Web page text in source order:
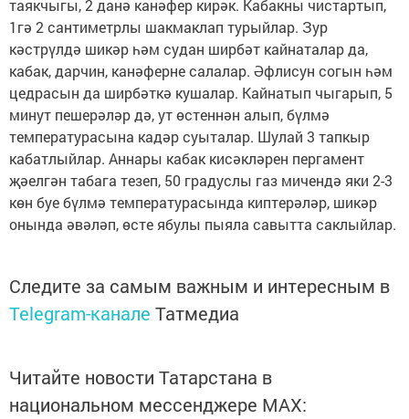
таякчыгы, 2 данә канәфер кирәк. Кабакны чистартып,
1гә 2 сантиметрлы шакмаклап турыйлар. Зур
кәстрүлдә шикәр һәм судан ширбәт кайнаталар да,
кабак, дарчин, канәферне салалар. Әфлисун согын һәм
цедрасын да ширбәткә кушалар. Кайнатып чыгарып, 5
минут пешерәләр дә, ут өстеннән алып, бүлмә
температурасына кадәр суыталар. Шулай 3 тапкыр
кабатлыйлар. Аннары кабак кисәкләрен пергамент
җәелгән табага тезеп, 50 градуслы газ мичендә яки 2-3
көн буе бүлмә температурасында киптерәләр, шикәр
онында әвәләп, өсте ябулы пыяла савытта саклыйлар.
Следите за самым важным и интересным в
Telegram-канале Татмедиа
Читайте новости Татарстана в
национальном мессенджере MАХ: